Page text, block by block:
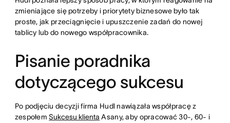
zmieniające się potrzeby i priorytety biznesowe było tak
proste, jak przeciągnięcie i upuszczenie zadań do nowej
tablicy lub do nowego współpracownika.
Pisanie poradnika
dotyczącego sukcesu
Po podjęciu decyzji firma Hudl nawiązała współpracę z
zespołemSukcesu klienta Asany, aby opracować 30-, 60- i